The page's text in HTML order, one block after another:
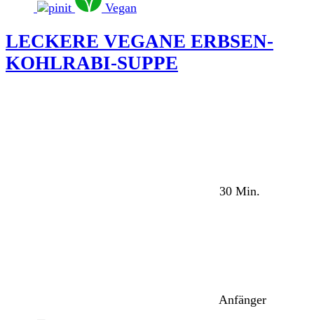
Vegan
LECKERE VEGANE ERBSEN-
KOHLRABI-SUPPE
30 Min.
Anfänger